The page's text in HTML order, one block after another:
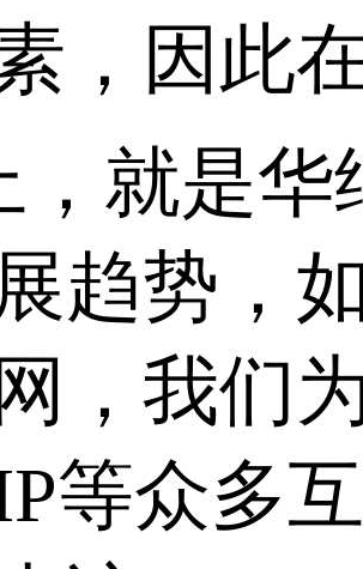
，因此
，就是华
趋势，
，我们
等众多